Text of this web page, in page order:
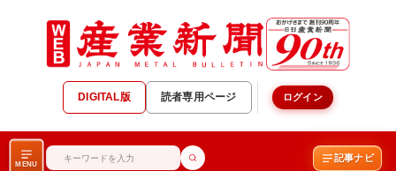
DIGITAL版 読者専用ページ ログイン
MENU
記事ナビ